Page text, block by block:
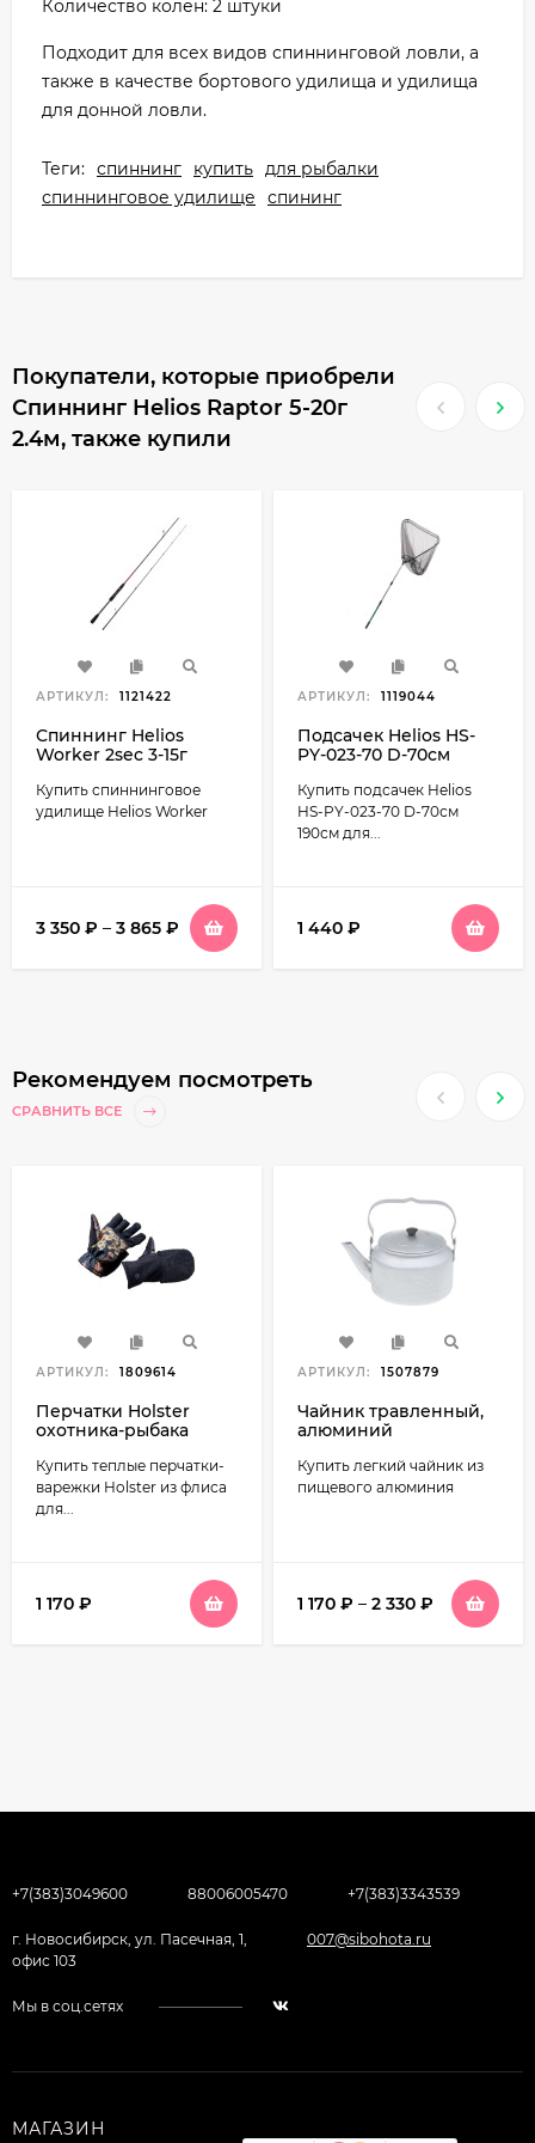
Количество колен: 2 штуки
Подходит для всех видов спиннинговой ловли, а
также в качестве бортового удилища и удилища
для донной ловли.
Теги: спиннинг купить для рыбалки
спиннинговое удилище
спининг
Покупатели, которые приобрели
Спиннинг Helios Raptor 5-20г
2.4м, также купили
АРТИКУЛ: 1121422
Спиннинг Helios
Worker 2sec 3-15г
Купить спиннинговое
удилище Helios Worker
3 350 ₽ – 3 865 ₽
АРТИКУЛ: 1119044
Подсачек Helios HS-
PY-023-70 D-70см
Купить подсачек Helios
HS-PY-023-70 D-70см
190см для...
1 440 ₽
Рекомендуем посмотреть
СРАВНИТЬ ВСЕ
АРТИКУЛ: 1809614
Перчатки Holster
охотника-рыбака
Купить теплые перчатки-
варежки Holster из флиса
для...
1 170 ₽
АРТИКУЛ: 1507879
Чайник травленный,
алюминий
Купить легкий чайник из
пищевого алюминия
1 170 ₽ – 2 330 ₽
+7(383)3049600 88006005470 +7(383)3343539
г. Новосибирск, ул. Пасечная, 1,
офис 103
007@sibohota.ru
Мы в соц.сетях
МАГАЗИН